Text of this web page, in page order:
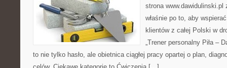
strona www.dawidulinski.pl
właśnie po to, aby
klientów z całej Polski w
„Trener personalny Piła –
to nie tylko hasło, ale obietnica ciągłej pracy opartej o plan,